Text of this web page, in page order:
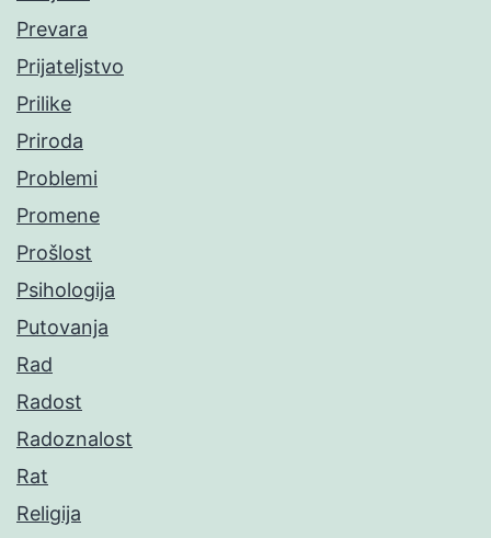
Prevara
Prijateljstvo
Prilike
Priroda
Problemi
Promene
Prošlost
Psihologija
Putovanja
Rad
Radost
Radoznalost
Rat
Religija